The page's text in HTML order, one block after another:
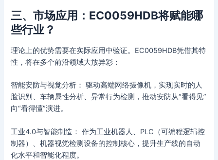
三、市场应用：EC0059HDB将赋能哪
些行业？
理论上的优势需要在实际应用中验证。EC0059HDB凭借其特
性，将在多个前沿领域大放异彩：
智能安防与视觉分析： 驱动高端网络摄像机，实现实时的人
脸识别、车辆属性分析、异常行为检测，推动安防从“看得见”
向“看得懂”演进。
工业4.0与智能制造： 作为工业机器人、PLC（可编程逻辑控
制器）、机器视觉检测设备的控制核心，提升生产线的自动
化水平和智能化程度。